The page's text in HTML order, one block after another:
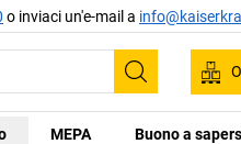
o inviaci un'e-mail a
Cerca
MEPA Buono a